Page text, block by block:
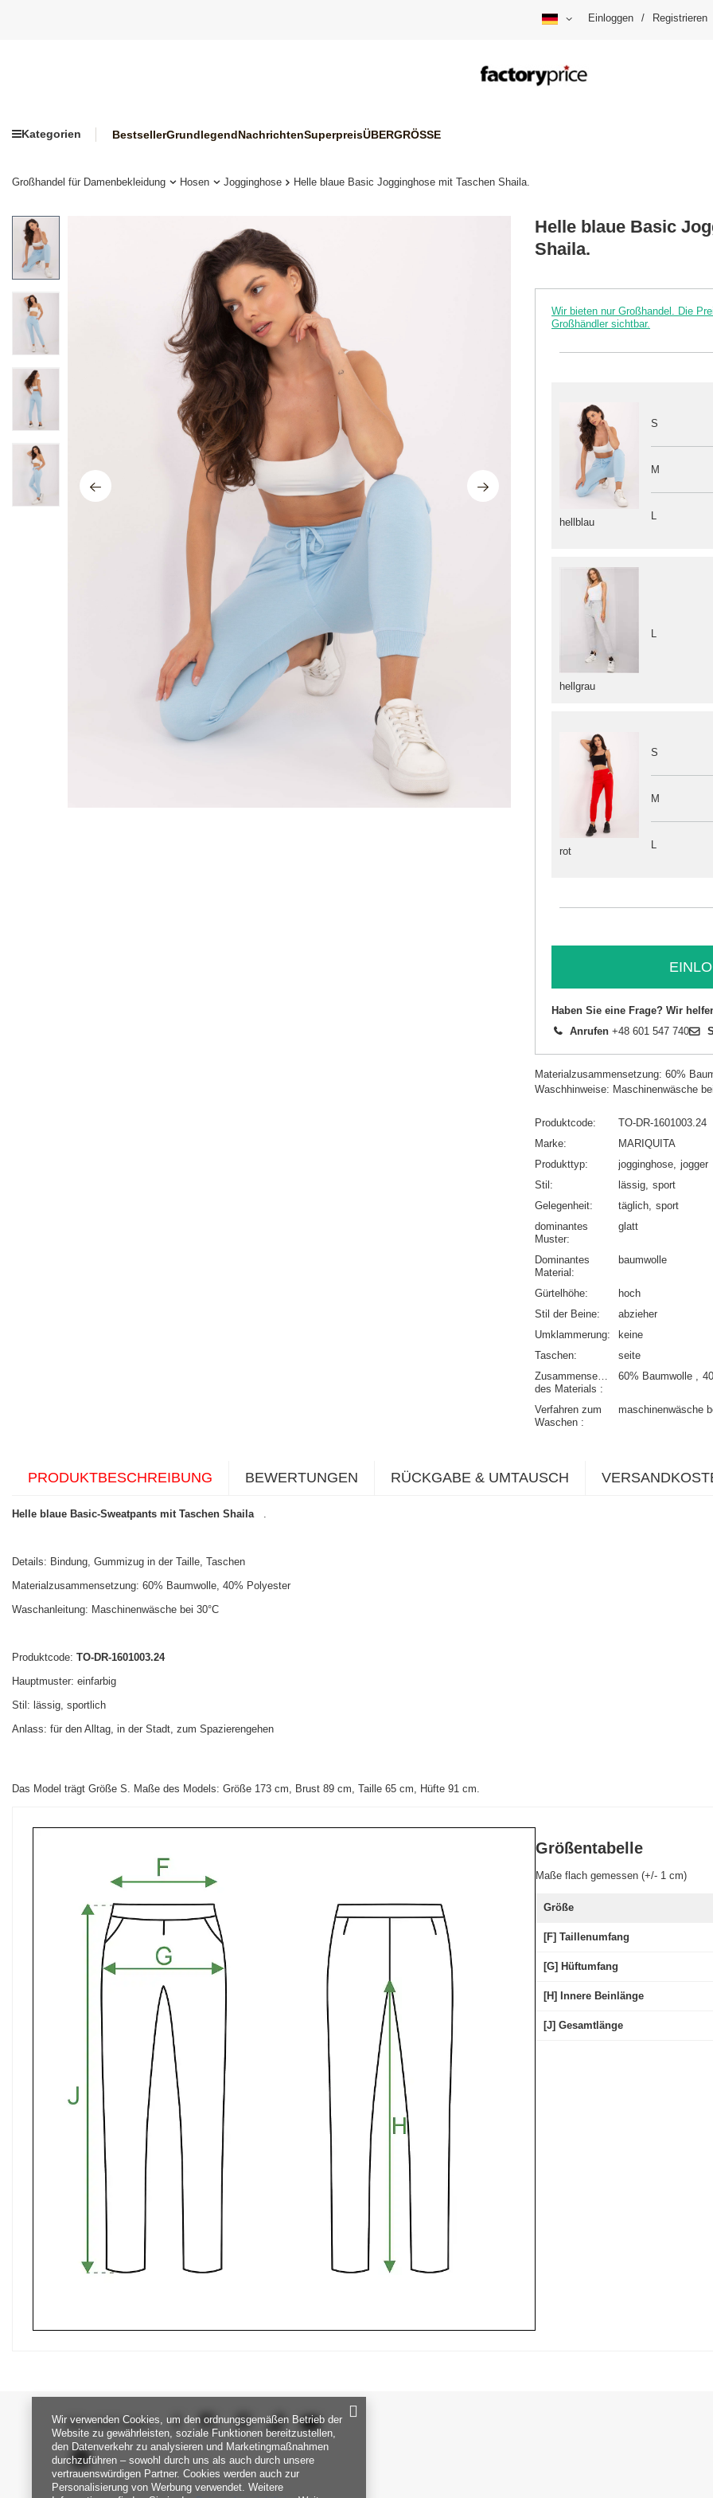
Einloggen / Registrieren
Kategorien BestsellerGrundlegendNachrichtenSuperpreisÜBERGRÖSSE
Großhandel für Damenbekleidung Hosen Jogginghose Helle blaue Basic Jogginghose mit Taschen Shaila.
Helle blaue Basic
Shaila.
Wir bieten nur Großhandel. Die
Großhändler sichtbar.
hellblau
S
M
L
hellgrau
L
rot
S
M
Haben Sie eine Frage? Wir
Anrufen +48 601 547 740
Materialzusammensetzung: 60%
Waschhinweise: Maschinenwäsche
Produktcode
TO-DR-1601003.24
Marke
MARIQUITA
Produkttyp
jogginghose jogger
Stil
lässig sport
Gelegenheit
täglich sport
dominantes
Muster
glatt
Dominantes
Material
baumwolle
Gürtelhöhe
hoch
Stil der Beine
abzieher
Umklammerung
keine
Taschen
seite
Zusammensetzung
des Materials
60% Baumwolle
Verfahren zum
Waschen
maschinenwäsche
PRODUKTBESCHREIBUNG BEWERTUNGEN RÜCKGABE & UMTAUSCH
Helle blaue Basic-Sweatpants mit Taschen Shaila .
Details: Bindung, Gummizug in der Taille, Taschen
Materialzusammensetzung: 60% Baumwolle, 40% Polyester
Waschanleitung: Maschinenwäsche bei 30°C
Produktcode: TO-DR-1601003.24
Hauptmuster: einfarbig
Stil: lässig, sportlich
Anlass: für den Alltag, in der Stadt, zum Spazierengehen
Das Model trägt Größe S. Maße des Models: Größe 173 cm, Brust 89 cm, Taille 65 cm, Hüfte 91 cm.
Größentabelle
Maße flach gemessen (+/- 1 cm)
Größe
[F] Taillenumfang
[G] Hüftumfang
[H] Innere Beinlänge
[J] Gesamtlänge
SEI UNS NAH
Wir verwenden Cookies, um den ordnungsgemäßen Betrieb der
Website zu gewährleisten, soziale Funktionen bereitzustellen,
den Datenverkehr zu analysieren und Marketingmaßnahmen
durchzuführen – sowohl durch uns als auch durch unsere
vertrauenswürdigen Partner. Cookies werden auch zur
Personalisierung von Werbung verwendet. Weitere